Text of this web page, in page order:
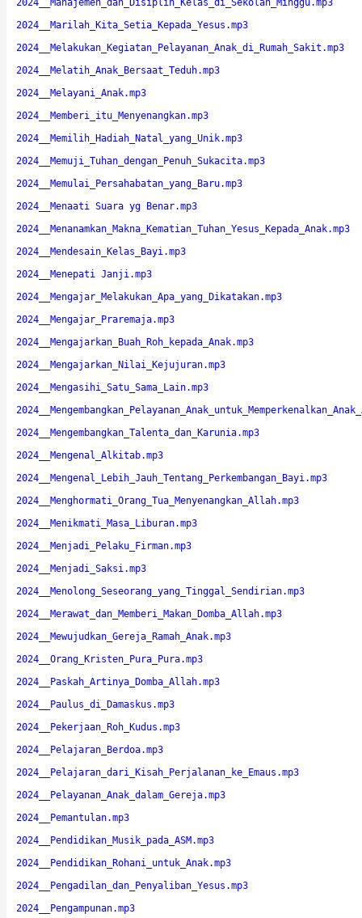
2024__Manajemen_dan_Disiplin_Kelas_di_Sekolah_Minggu.mp3
2024__Marilah_Kita_Setia_Kepada_Yesus.mp3
2024__Melakukan_Kegiatan_Pelayanan_Anak_di_Rumah_Sakit.mp3
2024__Melatih_Anak_Bersaat_Teduh.mp3
2024__Melayani_Anak.mp3
2024__Memberi_itu_Menyenangkan.mp3
2024__Memilih_Hadiah_Natal_yang_Unik.mp3
2024__Memuji_Tuhan_dengan_Penuh_Sukacita.mp3
2024__Memulai_Persahabatan_yang_Baru.mp3
2024__Menaati Suara yg Benar.mp3
2024__Menanamkan_Makna_Kematian_Tuhan_Yesus_Kepada_Anak.mp3
2024__Mendesain_Kelas_Bayi.mp3
2024__Menepati Janji.mp3
2024__Mengajar_Melakukan_Apa_yang_Dikatakan.mp3
2024__Mengajar_Praremaja.mp3
2024__Mengajarkan_Buah_Roh_kepada_Anak.mp3
2024__Mengajarkan_Nilai_Kejujuran.mp3
2024__Mengasihi_Satu_Sama_Lain.mp3
2024__Mengembangkan_Talenta_dan_Karunia.mp3
2024__Mengenal_Alkitab.mp3
2024__Mengenal_Lebih_Jauh_Tentang_Perkembangan_Bayi.mp3
2024__Menghormati_Orang_Tua_Menyenangkan_Allah.mp3
2024__Menikmati_Masa_Liburan.mp3
2024__Menjadi_Pelaku_Firman.mp3
2024__Menjadi_Saksi.mp3
2024__Menolong_Seseorang_yang_Tinggal_Sendirian.mp3
2024__Merawat_dan_Memberi_Makan_Domba_Allah.mp3
2024__Mewujudkan_Gereja_Ramah_Anak.mp3
2024__Orang_Kristen_Pura_Pura.mp3
2024__Paskah_Artinya_Domba_Allah.mp3
2024__Paulus_di_Damaskus.mp3
2024__Pekerjaan_Roh_Kudus.mp3
2024__Pelajaran_Berdoa.mp3
2024__Pelajaran_dari_Kisah_Perjalanan_ke_Emaus.mp3
2024__Pelayanan_Anak_dalam_Gereja.mp3
2024__Pemantulan.mp3
2024__Pendidikan_Musik_pada_ASM.mp3
2024__Pendidikan_Rohani_untuk_Anak.mp3
2024__Pengadilan_dan_Penyaliban_Yesus.mp3
2024__Pengampunan.mp3